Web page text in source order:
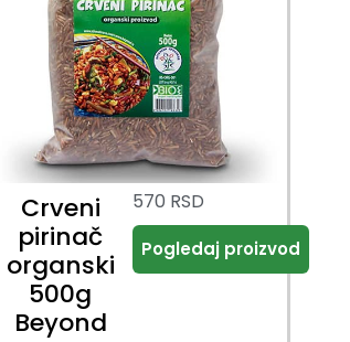
Crveni
pirinač
organski
500g
Beyond
570 RSD